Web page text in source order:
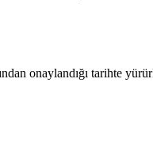
onaylandığı tarihte